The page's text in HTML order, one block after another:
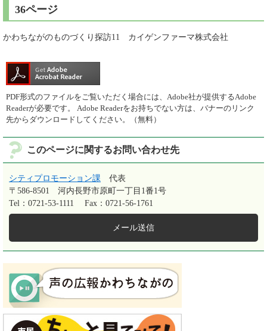
36ページ
かわちながのものづくり探訪11 カイゲンファーマ株式会社
PDF形式のファイルをご覧いただく場合には、Adobe社が提供するAdobe
Readerが必要です。
Adobe Readerをお持ちでない方は、バナーのリンク
先からダウンロードしてください。（無料）
このページに関するお問い合わせ先
シティプロモーション課
代表
〒586-8501
河内長野市原町一丁目1番1号
Tel：0721-53-1111
Fax：0721-56-1761
メール送信